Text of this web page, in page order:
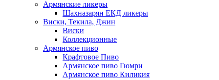
Армянские ликеры
Шахназарян ЕКД ликеры
Виски, Текила, Джин
Виски
Коллекционные
Армянское пиво
Крафтовое Пиво
Армянское пиво Гюмри
Армянское пиво Киликия